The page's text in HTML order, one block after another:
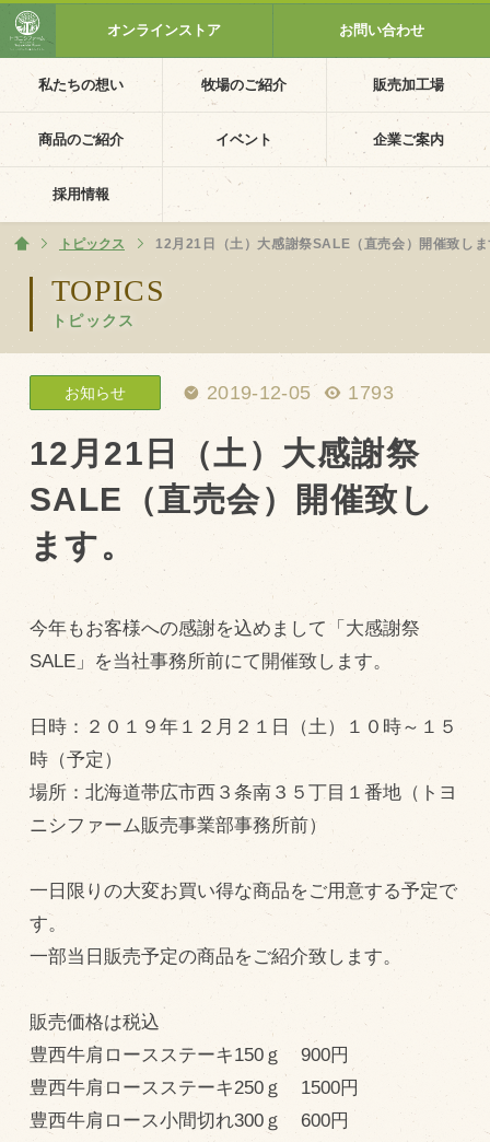
私たちの想い 牧場のご紹介 販売加工場
商品のご紹介 イベント 企業ご案内
採用情報
オンラインストア お問い合わせ
TOPICS
トピックス
ホーム
トピックス 12月21日（土）大感謝祭SALE（直売会）開催致し
お知らせ 2019-12-05 1793
12月21日（土）大感謝祭
SALE（直売会）開催致し
ます。
今年もお客様への感謝を込めまして「大感謝祭
SALE」を当社事務所前にて開催致します。
日時：２０１９年１２月２１日（土）１０時～１５
時（予定）
場所：北海道帯広市西３条南３５丁目１番地（トヨ
ニシファーム販売事業部事務所前）
一日限りの大変お買い得な商品をご用意する予定で
す。
一部当日販売予定の商品をご紹介致します。
販売価格は税込
豊西牛肩ロースステーキ150ｇ 900円
豊西牛肩ロースステーキ250ｇ 1500円
豊西牛肩ロース小間切れ300ｇ 600円
ホーム
私たちの想い
PV動画
イベントカレンダー
イベント一覧
採用情報
企業ご案内
会社概要・沿革
アクセス
個人情報保護方針
トピックス（新着順）
お知らせ
お客様の声
オリジナル投稿レシピ
採用情報
blog
牧場の仕事
飼育している牛について
環境・堆肥リサイクル
販売加工場